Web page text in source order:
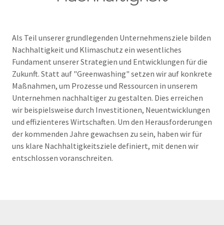
Als Teil unserer grundlegenden Unternehmensziele bilden
Nachhaltigkeit und Klimaschutz ein wesentliches
Fundament unserer Strategien und Entwicklungen für die
Zukunft. Statt auf "Greenwashing" setzen wir auf konkrete
Maßnahmen, um Prozesse und Ressourcen in unserem
Unternehmen nachhaltiger zu gestalten. Dies erreichen
wir beispielsweise durch Investitionen, Neuentwicklungen
und effizienteres Wirtschaften. Um den Herausforderungen
der kommenden Jahre gewachsen zu sein, haben wir für
uns klare Nachhaltigkeitsziele definiert, mit denen wir
entschlossen voranschreiten.